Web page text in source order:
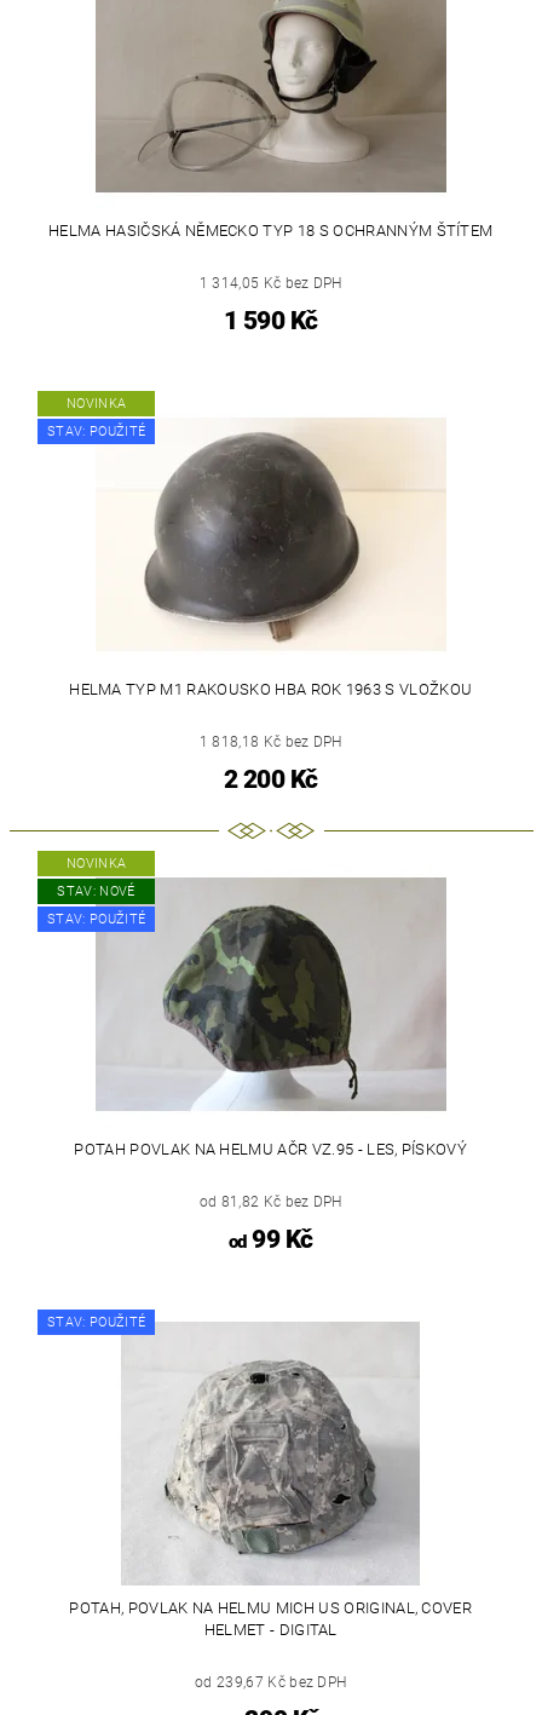
HELMA HASIČSKÁ NĚMECKO TYP 18 S OCHRANNÝM ŠTÍTEM
1 314,05 Kč bez DPH
1 590 Kč
NOVINKA
STAV: POUŽITÉ
HELMA TYP M1 RAKOUSKO HBA ROK 1963 S VLOŽKOU
1 818,18 Kč bez DPH
2 200 Kč
NOVINKA
STAV: NOVÉ
STAV: POUŽITÉ
POTAH POVLAK NA HELMU AČR VZ.95 - LES, PÍSKOVÝ
od 81,82 Kč bez DPH
od99 Kč
STAV: POUŽITÉ
POTAH, POVLAK NA HELMU MICH US ORIGINAL, COVER
HELMET - DIGITAL
od 239,67 Kč bez DPH